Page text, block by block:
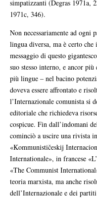
simpatizzanti (Degras 1971a,
1971c, 346).
Non necessariamente ad ogni
lingua diversa, ma è certo
messaggio di questo
suo stesso interno, e ancor
più lingue – nel bacino
doveva essere affrontato e
l’Internazionale comunista si
editoriale che richiedeva
cospicue. Fin dall’indomani
cominciò a uscire una rivista
«Kommunističeskij
Internationale», in francese
«The Communist
teoria marxista, ma anche
dell’Internazionale e dei